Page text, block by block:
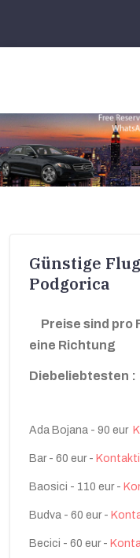
Günstige
Podgorica
Preise sind pro
eine Richtung
Die beliebtesten :
Ada Bojana - 90 eur
Bar - 60 eur -
Baosici - 110 eur -
Budva - 60 eur -
Becici - 60 eur -